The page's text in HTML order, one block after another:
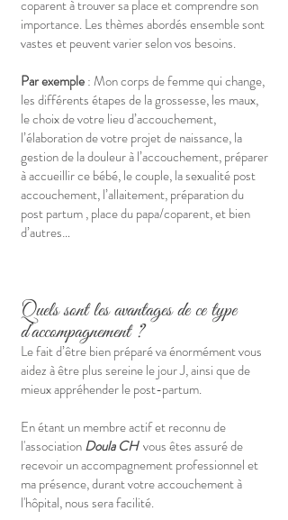
coparent à trouver sa place et comprendre son
importance. Les thèmes abordés ensemble sont
vastes et peuvent varier selon vos besoins.
Par exemple: Mon corps de femme qui change,
les différents étapes de la grossesse, les maux,
le choix de votre lieu d’accouchement,
l’élaboration de votre projet de naissance, la
gestion de la douleur à l’accouchement, préparer
à accueillir ce bébé, le couple, la sexualité post
accouchement, l’allaitement, préparation du
post partum , place du papa/coparent, et bien
d’autres…
Quels sont les avantages de ce type
d’accompagnement ?
Le fait d’être bien préparé va énormément vous
aidez à être plus sereine le jour J, ainsi que de
mieux appréhender le post-partum.
En étant un membre actif et reconnu de
l'associationDoula CHvous êtes assuré de
recevoir un accompagnement professionnel et
ma présence, durant votre accouchement à
l'hôpital, nous sera facilité.